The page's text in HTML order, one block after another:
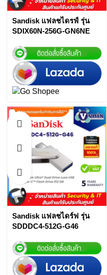
Sandisk แฟลชไดรฟ์ รุ่น
SDIX60N-256G-GN6NE
256 GB By Vnix Group
Sandisk แฟลชไดร์ฟ รุ่น
SDDDC4-512G-G46
Luxe USB Type-C™ Flash
Drive 512 GB By Vnix
Group